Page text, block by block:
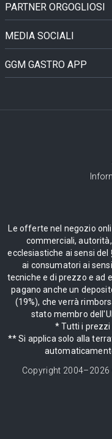
PARTNER ORGOGLIOSI
MEDIA SOCIALI
GGM GASTRO APP
Le offerte nel negozio
commerciali,
ecclesiastiche ai sensi
ai consumatori ai
tecniche e di prezzo e ad
pagano anche un
(19%), che verrà
stato membro
* Tutti i prezzi
** Si applica solo alla
Copyright 2004–2026